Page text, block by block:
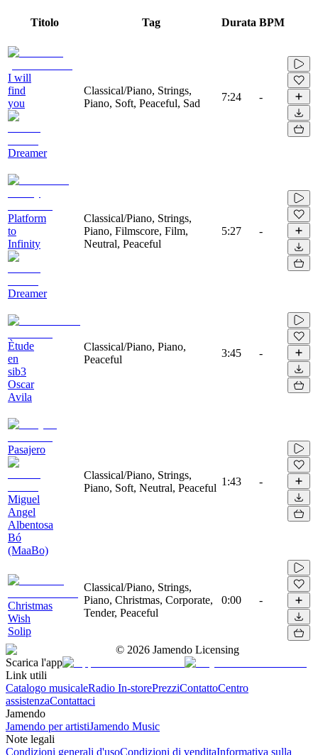
Titolo Tag Durata BPM
I will
find
you
Dreamer
Classical/Piano, Strings,
Piano, Soft, Peaceful, Sad
7:24 -
Platform
to
Infinity
Dreamer
Classical/Piano, Strings,
Piano, Filmscore, Film,
Neutral, Peaceful
5:27 -
Ètude
en
sib3
Oscar
Avila
Classical/Piano, Piano,
Peaceful
3:45 -
Pasajero
Miguel
Angel
Albentosa
Bó
(MaaBo)
Classical/Piano, Strings,
Piano, Soft, Neutral, Peaceful
1:43 -
Christmas
Wish
Solip
Classical/Piano, Strings,
Piano, Christmas, Corporate,
Tender, Peaceful
0:00 -
© 2026 Jamendo Licensing
Scarica l'app
Link utili
Catalogo musicaleRadio In-storePrezziContattoCentro
assistenzaContattaci
Jamendo
Jamendo per artistiJamendo Music
Note legali
Condizioni generali d'usoCondizioni di venditaInformativa sulla